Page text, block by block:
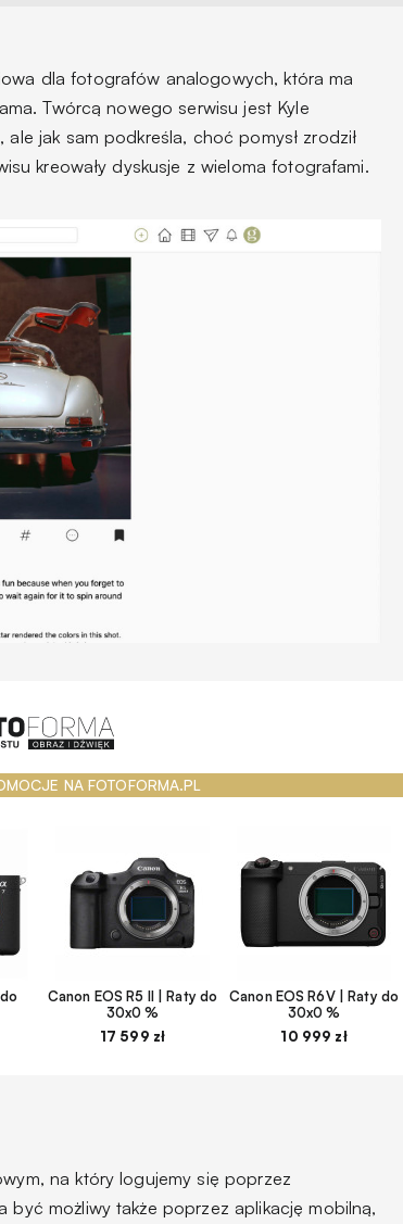
dla fotografów analogowych, która ma
Twórcą nowego serwisu jest Kyle
jak sam podkreśla, choć pomysł zrodził
kreowały dyskusje z wieloma fotografami.
NA FOTOFORMA.PL
Canon EOS R5 II | Raty do
30x0 %
17 599 zł
Canon EOS R6V | Raty do
30x0 %
10 999 zł
na który logujemy się poprzez
możliwy także poprzez aplikację mobilną,